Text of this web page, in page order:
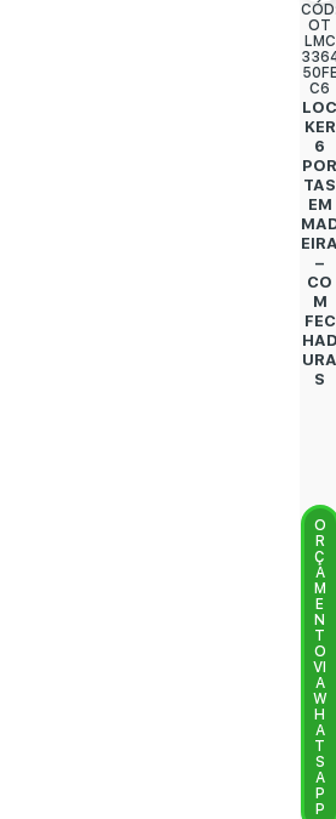
OT
LMC
C6
KER
6
TAS
EM
–
CO
M
FEC
S
O
R
Ç
A
M
E
N
T
O
VI
A
W
H
A
T
S
A
P
P